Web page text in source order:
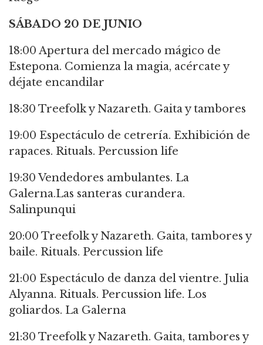
SÁBADO 20 DE JUNIO
18:00 Apertura del mercado mágico de
Estepona. Comienza la magia, acércate y
déjate encandilar
18:30 Treefolk y Nazareth. Gaita y tambores
19:00 Espectáculo de cetrería. Exhibición de
rapaces. Rituals. Percussion life
19:30 Vendedores ambulantes. La
Galerna.Las santeras curandera.
Salinpunqui
20:00 Treefolk y Nazareth. Gaita, tambores y
baile. Rituals. Percussion life
21:00 Espectáculo de danza del vientre. Julia
Alyanna. Rituals. Percussion life. Los
goliardos. La Galerna
21:30 Treefolk y Nazareth. Gaita, tambores y